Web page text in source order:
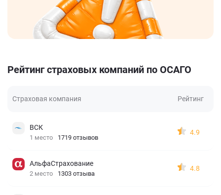
Рейтинг страховых компаний по ОСАГО
Страховая компания Рейтинг
ВСК
1 место 1719 отзывов
4.9
АльфаСтрахование
2 место 1303 отзыва
4.8